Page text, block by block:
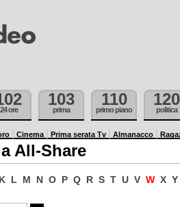
24 ore
103
prima
110
primo piano
120
politica
Cinema Prima serata Tv Almanacco
All-Share
K L M N O P Q R S T U V W X Y